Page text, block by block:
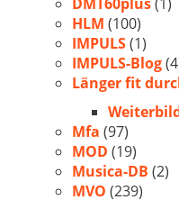
HLM (100)
IMPULS(1)
IMPULS-Blog
Länger fit
Mfa (97)
MOD (19)
Musica-DB (2)
MVO (239)